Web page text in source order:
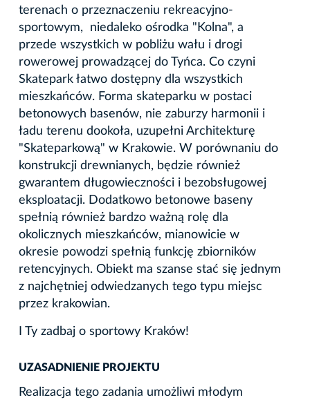
terenach o przeznaczeniu rekreacyjno-
sportowym, niedaleko ośrodka "Kolna", a
przede wszystkich w pobliżu wału i drogi
rowerowej prowadzącej do Tyńca. Co czyni
Skatepark łatwo dostępny dla wszystkich
mieszkańców. Forma skateparku w postaci
betonowych basenów, nie zaburzy harmonii i
ładu terenu dookoła, uzupełni Architekturę
"Skateparkową" w Krakowie. W porównaniu do
konstrukcji drewnianych, będzie również
gwarantem długowieczności i bezobsługowej
eksploatacji. Dodatkowo betonowe baseny
spełnią również bardzo ważną rolę dla
okolicznych mieszkańców, mianowicie w
okresie powodzi spełnią funkcję zbiorników
retencyjnych. Obiekt ma szanse stać się jednym
z najchętniej odwiedzanych tego typu miejsc
przez krakowian.
I Ty zadbaj o sportowy Kraków!
UZASADNIENIE PROJEKTU
Realizacja tego zadania umożliwi młodym